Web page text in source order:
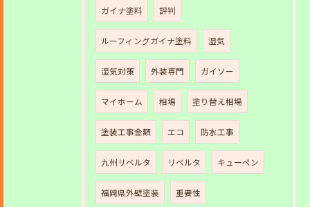
ガイナ塗料 評判
ルーフィングガイナ塗料 湿気
湿気対策 外装専門 ガイソー
マイホーム 相場 塗り替え相場
塗装工事金額 エコ 防水工事
九州リベルタ リベルタ キューペン
福岡県外壁塗装 重要性